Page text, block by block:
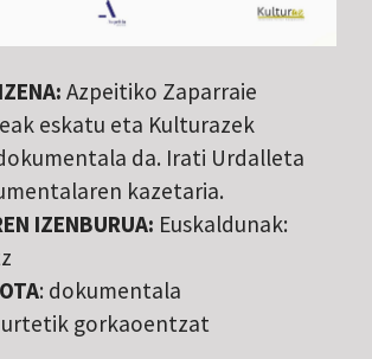
Azpeitiko Zaparraie
eskatu eta Kulturazek
da. Irati Urdalleta
kazetaria.
IZENBURUA: Euskaldunak:
: dokumentala
urtetik gorkaoentzat